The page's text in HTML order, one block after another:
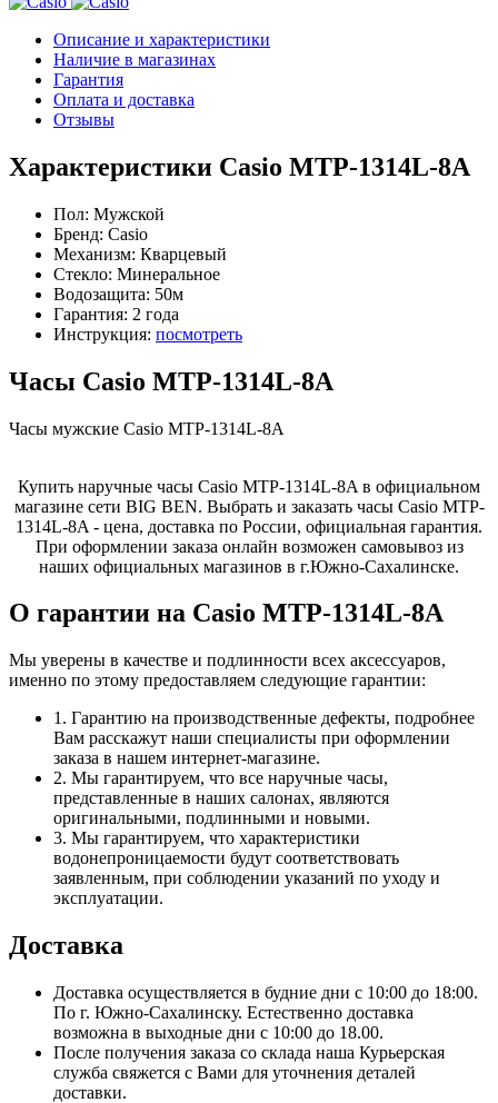
Описание и характеристики
Наличие в магазинах
Гарантия
Оплата и доставка
Отзывы
Характеристики Casio MTP-1314L-8A
Пол: Мужской
Бренд: Casio
Механизм: Кварцевый
Стекло: Минеральное
Водозащита: 50м
Гарантия: 2 года
Инструкция: посмотреть
Часы Casio MTP-1314L-8A
Часы мужские Casio MTP-1314L-8A
Купить наручные часы Casio MTP-1314L-8A в официальном
магазине сети BIG BEN. Выбрать и заказать часы Casio MTP-
1314L-8A - цена, доставка по России, официальная гарантия.
При оформлении заказа онлайн возможен самовывоз из
наших официальных магазинов в г.Южно-Сахалинске.
О гарантии на Casio MTP-1314L-8A
Мы уверены в качестве и подлинности всех аксессуаров,
именно по этому предоставляем следующие гарантии:
1. Гарантию на производственные дефекты, подробнее
Вам расскажут наши специалисты при оформлении
заказа в нашем интернет-магазине.
2. Мы гарантируем, что все наручные часы,
представленные в наших салонах, являются
оригинальными, подлинными и новыми.
3. Мы гарантируем, что характеристики
водонепроницаемости будут соответствовать
заявленным, при соблюдении указаний по уходу и
эксплуатации.
Доставка
Доставка осуществляется в будние дни с 10:00 до 18:00.
По г. Южно-Сахалинску. Естественно доставка
возможна в выходные дни с 10:00 до 18.00.
После получения заказа со склада наша Курьерская
служба свяжется с Вами для уточнения деталей
доставки.